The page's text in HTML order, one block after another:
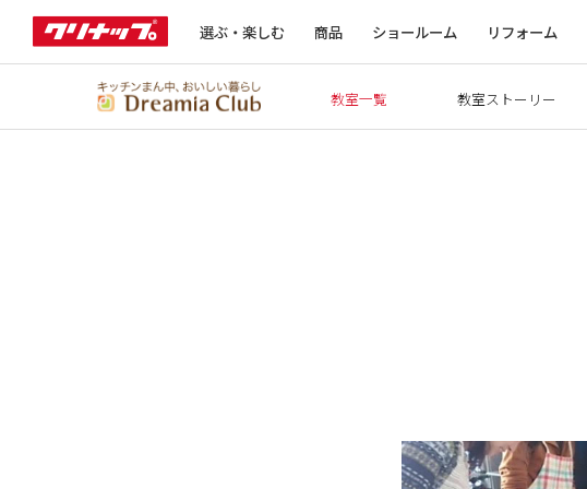
選ぶ・楽しむ 商品 ショールーム リフォーム
教室一覧 教室ストーリー